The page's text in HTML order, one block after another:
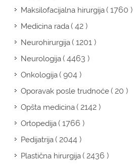
Maksilofacijalna hirurgija( 1760 )
Medicina rada( 42 )
Neurohirurgija( 1201 )
Neurologija( 4463 )
Onkologija( 904 )
Oporavak posle trudnoće( 20 )
Opšta medicina( 2142 )
Ortopedija( 1766 )
Pedijatrija( 2044 )
Plastična hirurgija( 2436 )